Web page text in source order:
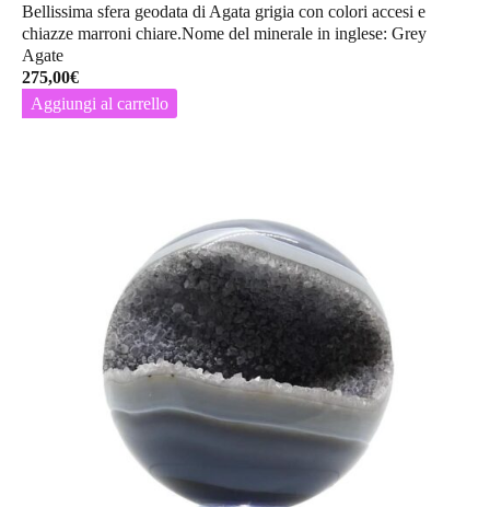
Bellissima sfera geodata di Agata grigia con colori accesi e
chiazze marroni chiare.Nome del minerale in inglese: Grey
Agate
275,00€
Aggiungi al carrello